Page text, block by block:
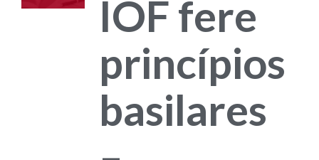
IOF fere
princípios
basilares